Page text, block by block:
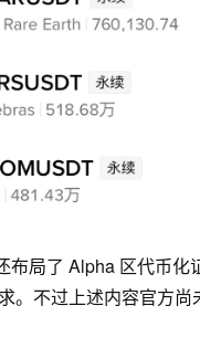
布局了 Alpha 区代币
。 不过 上述内容官方尚